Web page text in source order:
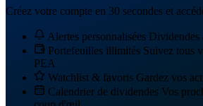
Créez votre compte en 30 secondes et
Alertes personnalisées Dividendes
Portefeuilles illimités Suivez tous
PEA
Watchlist & favoris Gardez vos
Calendrier de dividendes Vos